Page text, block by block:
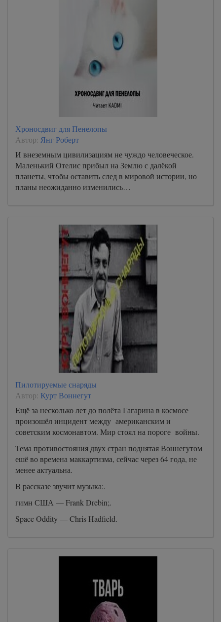
Хроносдвиг для Пенелопы
Автор: Янг Роберт
И внеземным цивилизациям не чуждо человеческое.
Маленький Отелис прибыл на Землю с далёкой
планеты, чтобы оставить след в мировой истории, но
планы неожиданно изменились…
Пилотируемые снаряды
Автор: Курт Воннегут
Ещё за несколько лет до полёта Гагарина в космосе
произошёл инцидент между американским и
советским космонавтом. Мир стоял на пороге войны.
Тема противостояния двух стран поднятая Воннегутом
ешё во времена маккартизма, сейчас через 64 года, не
менее актуальна.
В рассказе звучит музыка:.
гимн США — Frank Drebin;.
Space Oddity — Chris Hadfield.